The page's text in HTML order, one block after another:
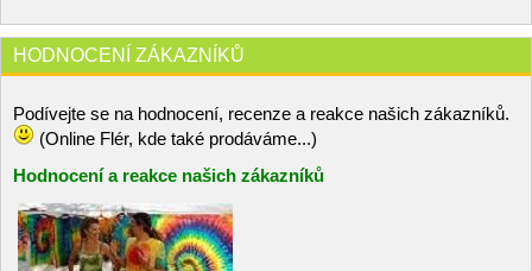
HODNOCENÍ ZÁKAZNÍKŮ
Podívejte se na hodnocení, recenze a reakce našich zákazníků.
(Online Flér, kde také prodáváme...)
Hodnocení a reakce našich zákazníků